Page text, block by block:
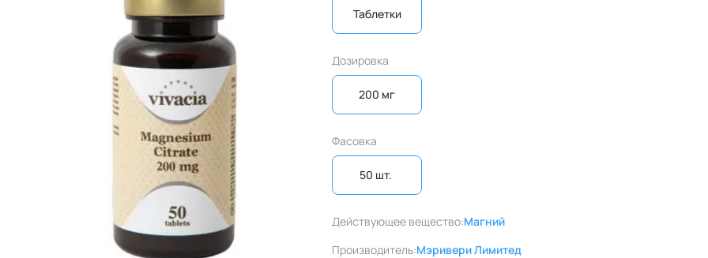
Таблетки
Дозировка
200 мг
Фасовка
50 шт.
Действующее вещество:Магний
Производитель:Мэривери Лимитед